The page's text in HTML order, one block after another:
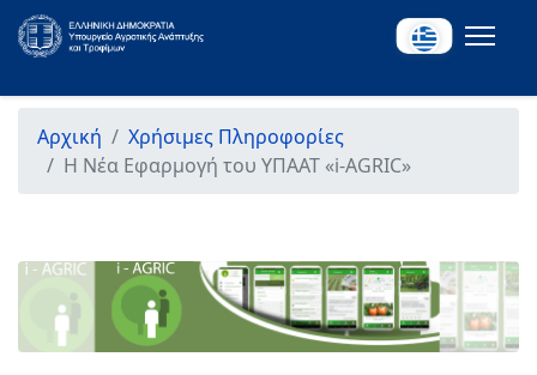
Αρχική
Χρήσιμες Πληροφορίες
Η Νέα Εφαρμογή του ΥΠΑΑΤ «i-AGRIC»